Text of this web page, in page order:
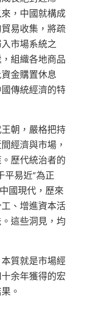
，中國就構成
易收集，將疏
市場系統之
組織各地商品
金購置休息
傳統經濟的特
朝，嚴格把持
經濟與市場，
歷代統治者的
平易近”為正
國現代，歷來
、增進資本活
這些洞見，均
質就是市場經
余年獲得的宏
。